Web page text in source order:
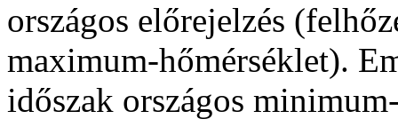
országos előrejelzés
maximum-hőmérséklet).
időszak országos